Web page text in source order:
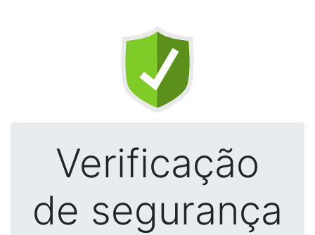
Verificação
de segurança